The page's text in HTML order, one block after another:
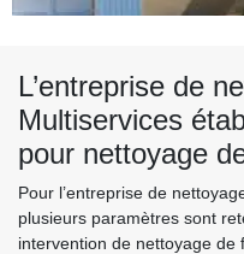
L’entreprise de
Multiservices
pour nettoyage
Pour l’entreprise de
plusieurs paramètres sont
intervention de nettoyage